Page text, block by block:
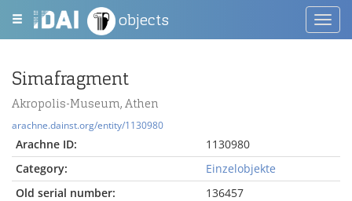
objects
Simafragment
Akropolis-Museum, Athen
arachne.dainst.org/entity/1130980
Arachne ID:
1130980
Category:
Einzelobjekte
Old serial number:
136457